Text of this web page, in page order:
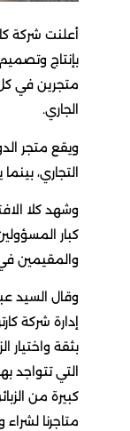
أعلنت شركة
بإنتاج وتصميم
متجرين في
الجاري.
ويقع متجر
التجاري، بينما
وشهد كلا
كبار
والمقيمين
وقال السيد
إدارة شركة
بثقة واختيار
التي تتواجد
كبيرة من
متاجرنا